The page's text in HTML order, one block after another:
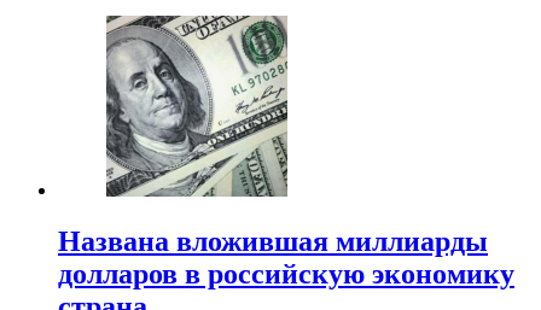
Названа вложившая миллиарды
долларов в российскую экономику